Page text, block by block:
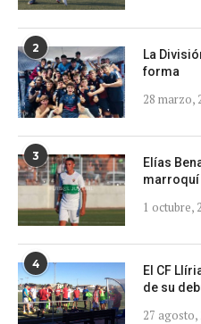
2
La
forma
28 marzo,
3
Elías
marroquí
1 octubre,
4
El CF
de su
27 agosto,